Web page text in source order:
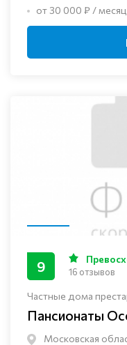
от 30 000 ₽ / месяц
Частные дома
Пансионаты
Московская
9 16 отзывов